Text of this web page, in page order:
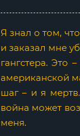
Я знал о том,
и заказал мне
гангстера. Это
американской
шаг – и я
война может
меня.